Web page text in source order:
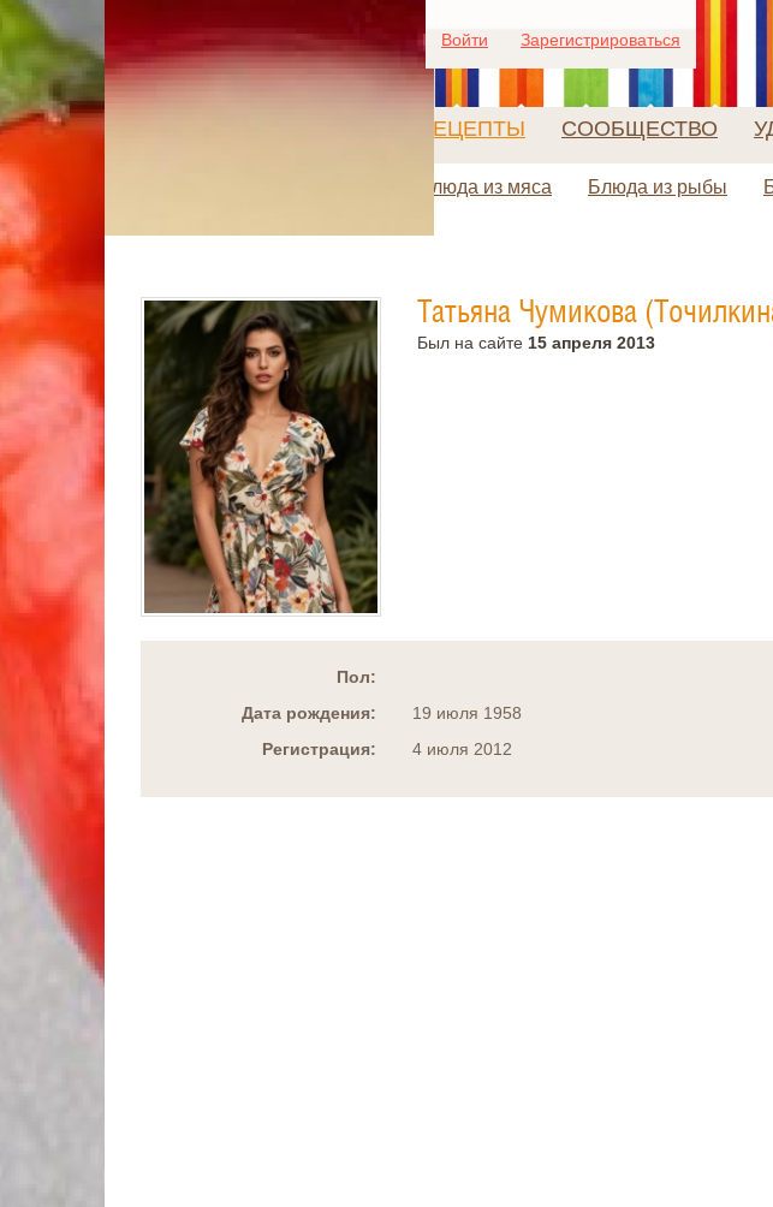
Войти Зарегистрироваться
РЕЦЕПТЫ СООБЩЕСТВО
Блюда из мяса Блюда из рыбы
Татьяна Чумикова
Был на сайте 15 апреля 2013
Пол:
Дата рождения:
19 июля 1958
Регистрация:
4 июля 2012